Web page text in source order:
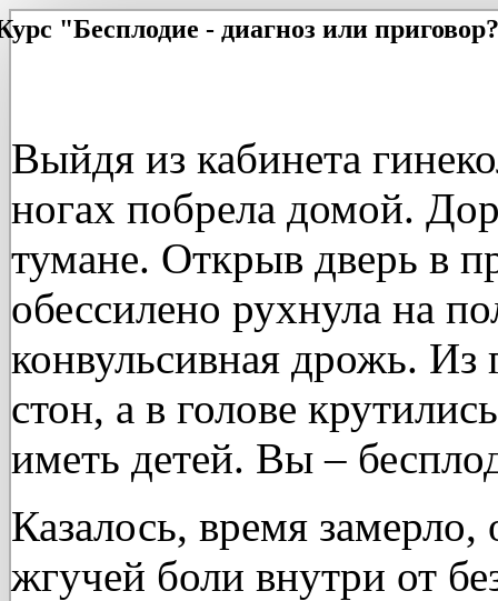
"Бесплодие - диагноз или
Выйдя из кабинета
ногах побрела домой.
тумане. Открыв дверь в
обессилено рухнула на
конвульсивная дрожь. Из
стон, а в голове
иметь детей. Вы –
Казалось, время замерло,
жгучей боли внутри от